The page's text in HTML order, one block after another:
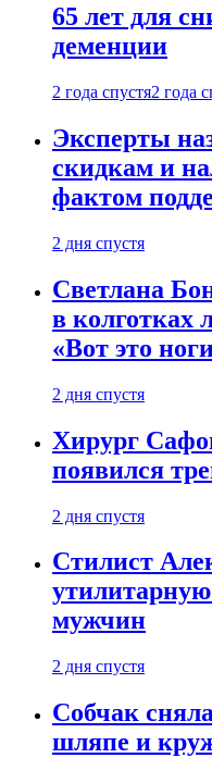
65 лет для
деменции
2 года спустя2 года
Эксперты
скидкам и
фактом
2 дня спустя
Светлана
в колготках
«Вот это
2 дня спустя
Хирург
появился
2 дня спустя
Стилист
мужчин
2 дня спустя
Собчак
шляпе и